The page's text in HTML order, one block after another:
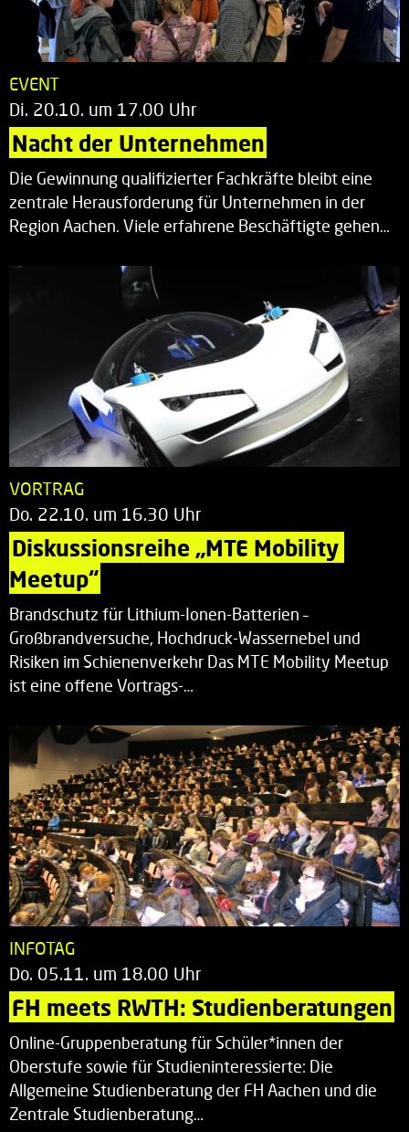
EVENT
Di. 20.10. um 17.00 Uhr
Nacht der Unternehmen
Die Gewinnung qualifizierter Fachkräfte bleibt eine
zentrale Herausforderung für Unternehmen in der
Region Aachen. Viele erfahrene Beschäftigte gehen…
VORTRAG
Do. 22.10. um 16.30 Uhr
Diskussionsreihe „MTE Mobility
Meetup“
Brandschutz für Lithium-Ionen-Batterien –
Großbrandversuche, Hochdruck-Wassernebel und
Risiken im Schienenverkehr Das MTE Mobility Meetup
ist eine offene Vortrags-…
INFOTAG
Do. 05.11. um 18.00 Uhr
FH meets RWTH: Studienberatungen
Online-Gruppenberatung für Schüler*innen der
Oberstufe sowie für Studieninteressierte: Die
Allgemeine Studienberatung der FH Aachen und die
Zentrale Studienberatung…